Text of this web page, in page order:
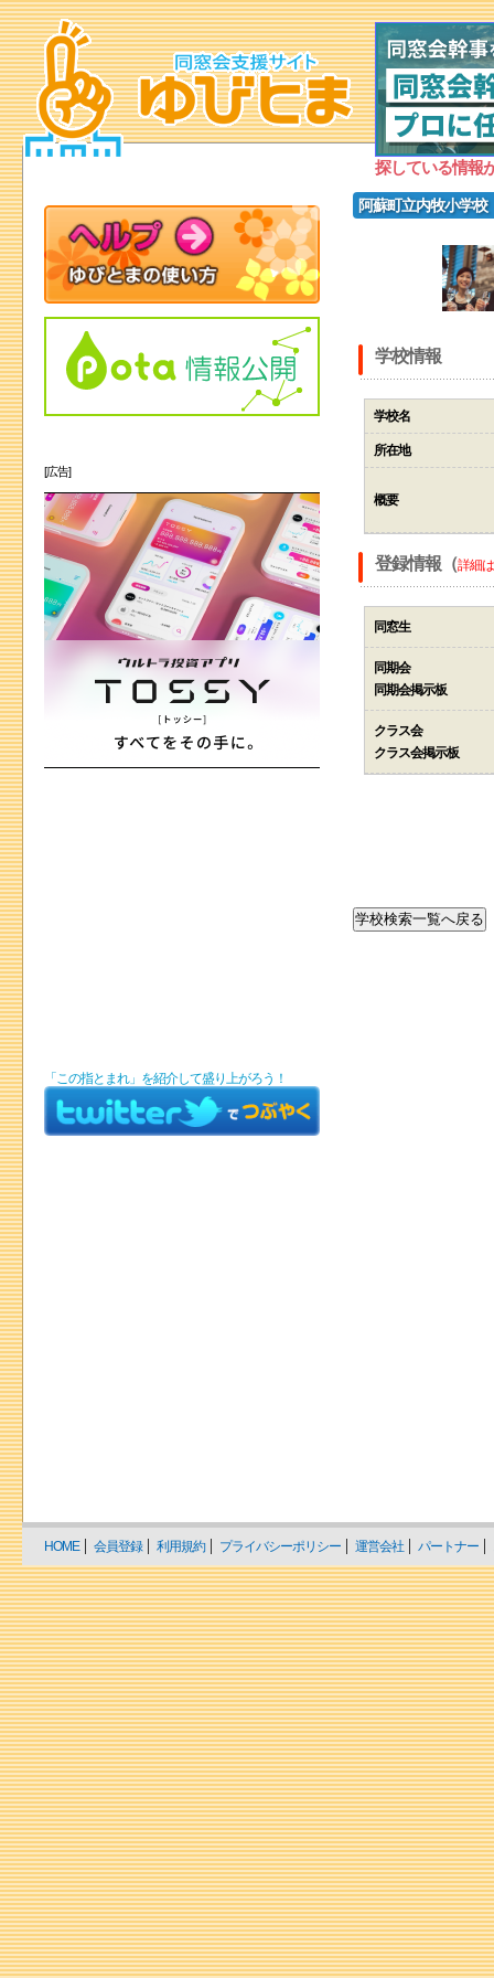
探している情報
阿蘇町立内牧小学校
学校情報
学校名
所在地
概要
登録情報（詳細
同窓生
同期会
同期会掲示板
クラス会
クラス会掲示板
[広告]
「この指とまれ」を紹介して盛り上がろう！
HOME 会員登録 利用規約 プライバシーポリシー 運営会社 パートナー